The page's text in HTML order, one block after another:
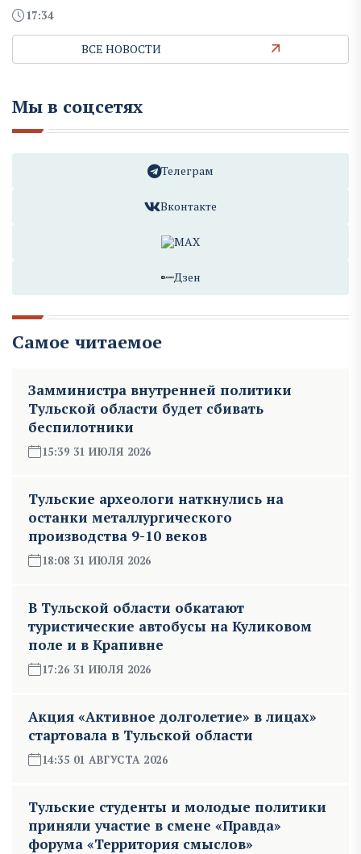
17:34
ВСЕ НОВОСТИ
Мы в соцсетях
Телеграм
Вконтакте
MAX
Дзен
Самое читаемое
Замминистра внутренней политики
Тульской области будет сбивать
беспилотники
15:39 31 ИЮЛЯ 2026
Тульские археологи наткнулись на
останки металлургического
производства 9-10 веков
18:08 31 ИЮЛЯ 2026
В Тульской области обкатают
туристические автобусы на Куликовом
поле и в Крапивне
17:26 31 ИЮЛЯ 2026
Акция «Активное долголетие» в лицах»
стартовала в Тульской области
14:35 01 АВГУСТА 2026
Тульские студенты и молодые политики
приняли участие в смене «Правда»
форума «Территория смыслов»